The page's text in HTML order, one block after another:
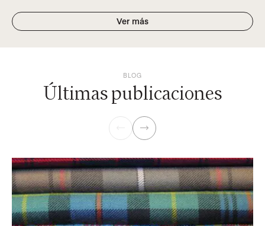
Ver más
BLOG
Últimas publicaciones